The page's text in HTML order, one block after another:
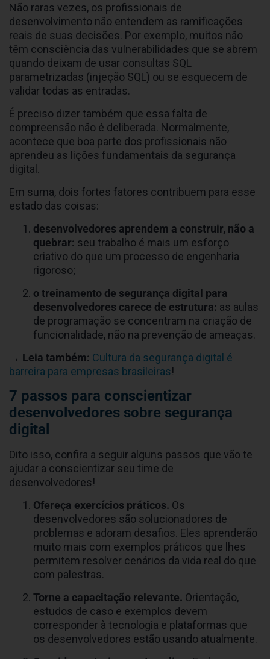
Não raras vezes, os profissionais de
desenvolvimento não entendem as ramificações
reais de suas decisões. Por exemplo, muitos não
têm consciência das vulnerabilidades que se abrem
quando deixam de usar consultas SQL
parametrizadas (injeção SQL) ou se esquecem de
validar todas as entradas.
É preciso dizer também que essa falta de
compreensão não é deliberada. Normalmente,
acontece que boa parte dos profissionais não
aprendeu as lições fundamentais da segurança
digital.
Em suma, dois fortes fatores contribuem para esse
estado das coisas:
desenvolvedores aprendem a construir, não a
quebrar: seu trabalho é mais um esforço
criativo do que um processo de engenharia
rigoroso;
o treinamento de segurança digital para
desenvolvedores carece de estrutura: as aulas
de programação se concentram na criação de
funcionalidade, não na prevenção de ameaças.
→ Leia também: Cultura da segurança digital é
barreira para empresas brasileiras!
7 passos para conscientizar
desenvolvedores sobre segurança
digital
Dito isso, confira a seguir alguns passos que vão te
ajudar a conscientizar seu time de
desenvolvedores!
Ofereça exercícios práticos. Os
desenvolvedores são solucionadores de
problemas e adoram desafios. Eles aprenderão
muito mais com exemplos práticos que lhes
permitem resolver cenários da vida real do que
com palestras.
Torne a capacitação relevante. Orientação,
estudos de caso e exemplos devem
corresponder à tecnologia e plataformas que
os desenvolvedores estão usando atualmente.